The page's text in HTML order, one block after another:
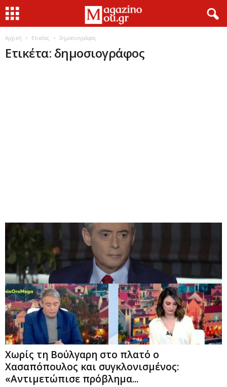
Αρχική Ετικέτες δημοσιογράφος
Ετικέτα: δημοσιογράφος
Χωρίς τη Βούλγαρη στο πλατό ο
Χασαπόπουλος και συγκλονισμένος:
«Αντιμετώπισε πρόβλημα...